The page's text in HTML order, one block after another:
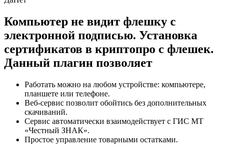
Компьютер не видит флешку с
электронной подписью. Установка
сертификатов в криптопро с флешек.
Данный плагин позволяет
Работать можно на любом устройстве: компьютере,
планшете или телефоне.
Веб-сервис позволит обойтись без дополнительных
скачиваний.
Сервис автоматически взаимодействует с ГИС МТ
«Честный ЗНАК».
Простое управление товарными остатками.